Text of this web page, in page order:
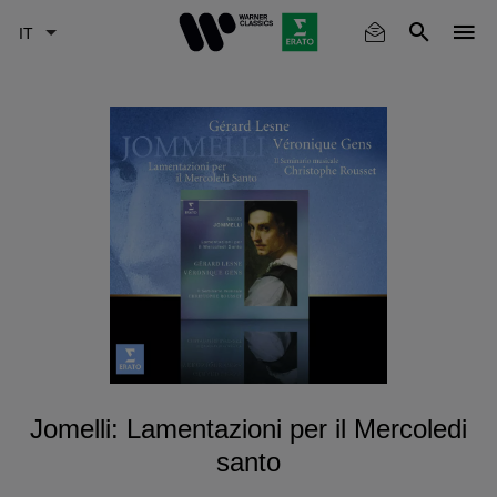
Jomelli: Lamentazioni per il Mercoledi
santo